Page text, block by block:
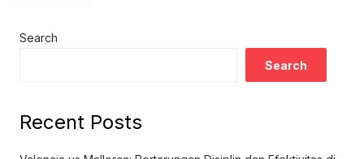
Search
Search
Recent Posts